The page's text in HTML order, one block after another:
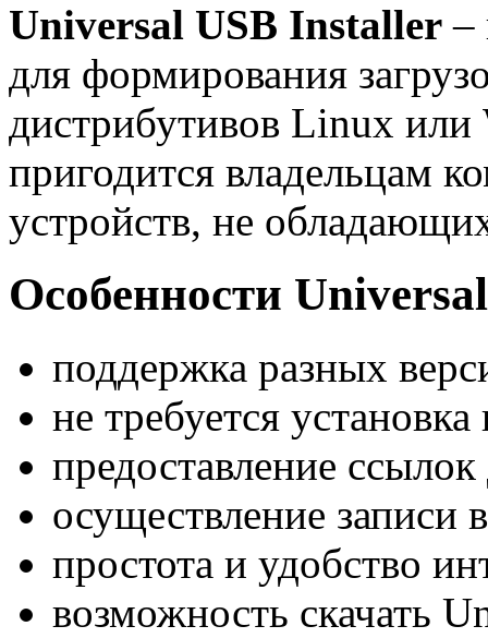
Universal USB Installer –
для формирования
дистрибутивов Linux
пригодится владельцам
устройств, не
Особенности
поддержка разных
не требуется
предоставление
осуществление записи
простота и удобство
возможность скачать